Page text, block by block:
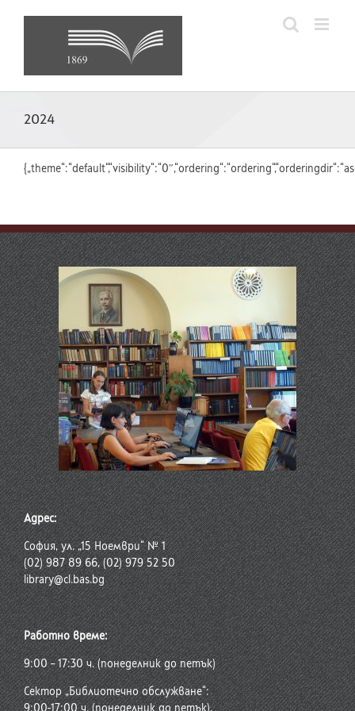
2024
Адрес:
София, ул. „15 Ноември“ № 1
(02) 987 89 66, (02) 979 52 50
library@cl.bas.bg
Работно време:
9:00 – 17:30 ч. (понеделник до петък)
Сектор „Библиотечно обслужване“:
9:00-17:00 ч. (понеделник до петък),